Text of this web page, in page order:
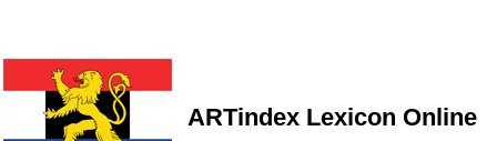
ARTindex Lexicon Online